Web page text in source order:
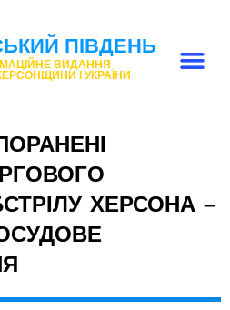
ПІВДЕНЬ
ВИДАННЯ
І УКРАЇНИ
ХЕРСОНА –